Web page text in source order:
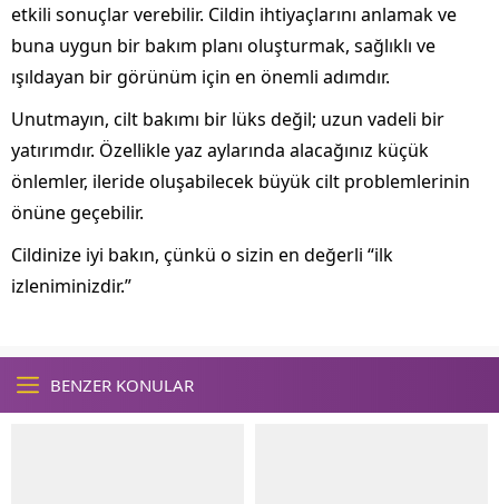
etkili sonuçlar verebilir. Cildin ihtiyaçlarını anlamak ve
buna uygun bir bakım planı oluşturmak, sağlıklı ve
ışıldayan bir görünüm için en önemli adımdır.
Unutmayın, cilt bakımı bir lüks değil; uzun vadeli bir
yatırımdır. Özellikle yaz aylarında alacağınız küçük
önlemler, ileride oluşabilecek büyük cilt problemlerinin
önüne geçebilir.
Cildinize iyi bakın, çünkü o sizin en değerli “ilk
izleniminizdir.”
BENZER KONULAR